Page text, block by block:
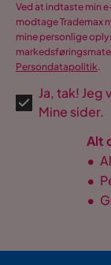
Ved at indtaste min
modtage Trademax
mine personlige
Persondatapolitik.
Ja, tak!
Mine sider.
Alt
•
•
•